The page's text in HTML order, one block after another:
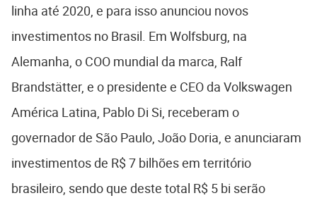
linha até 2020, e para isso anunciou novos
investimentos no Brasil. Em Wolfsburg, na
Alemanha, o COO mundial da marca, Ralf
Brandstätter, e o presidente e CEO da Volkswagen
América Latina, Pablo Di Si, receberam o
governador de São Paulo, João Doria, e anunciaram
investimentos de R$ 7 bilhões em território
brasileiro, sendo que deste total R$ 5 bi serão